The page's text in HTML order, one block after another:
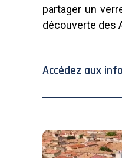
partager un
découverte des
Accédez aux